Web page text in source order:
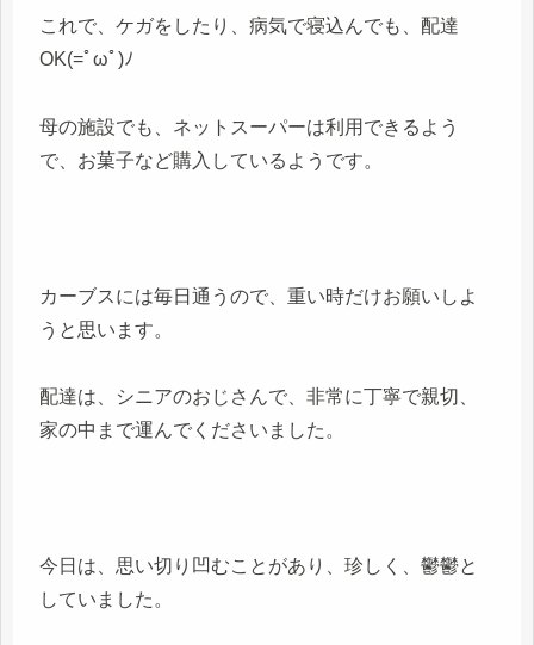
これで、ケガをしたり、病気で寝込んでも、配達
OK(=ﾟωﾟ)ﾉ
母の施設でも、ネットスーパーは利用できるよう
で、お菓子など購入しているようです。
カーブスには毎日通うので、重い時だけお願いしよ
うと思います。
配達は、シニアのおじさんで、非常に丁寧で親切、
家の中まで運んでくださいました。
今日は、思い切り凹むことがあり、珍しく、鬱鬱と
していました。